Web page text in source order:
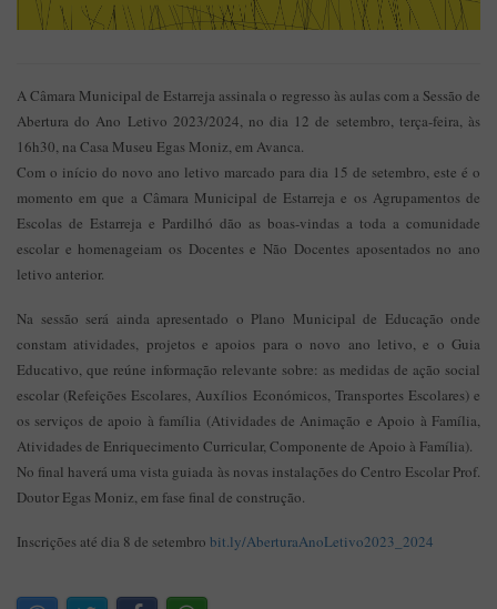
A Câmara Municipal de Estarreja assinala o regresso às aulas com a Sessão de
Abertura do Ano Letivo 2023/2024, no dia 12 de setembro, terça-feira, às
16h30, na Casa Museu Egas Moniz, em Avanca.
Com o início do novo ano letivo marcado para dia 15 de setembro, este é o
momento em que a Câmara Municipal de Estarreja e os Agrupamentos de
Escolas de Estarreja e Pardilhó dão as boas-vindas a toda a comunidade
escolar e homenageiam os Docentes e Não Docentes aposentados no ano
letivo anterior.
Na sessão será ainda apresentado o Plano Municipal de Educação onde
constam atividades, projetos e apoios para o novo ano letivo, e o Guia
Educativo, que reúne informação relevante sobre: as medidas de ação social
escolar (Refeições Escolares, Auxílios Económicos, Transportes Escolares) e
os serviços de apoio à família (Atividades de Animação e Apoio à Família,
Atividades de Enriquecimento Curricular, Componente de Apoio à Família).
No final haverá uma vista guiada às novas instalações do Centro Escolar Prof.
Doutor Egas Moniz, em fase final de construção.
Inscrições até dia 8 de setembro bit.ly/AberturaAnoLetivo2023_2024